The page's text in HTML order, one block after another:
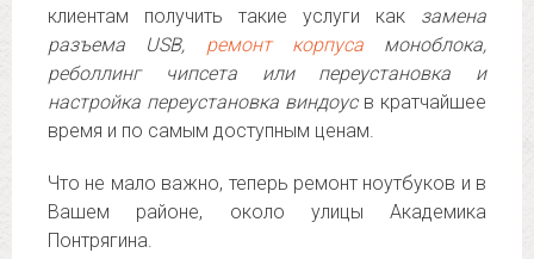
клиентам получить такие услуги как замена
разъема USB, ремонт корпусамоноблока,
реболлинг чипсета или переустановка и
настройка переустановка виндоус в кратчайшее
время и по самым доступным ценам.
Что не мало важно, теперь ремонт ноутбуков и в
Вашем районе, около улицы Академика
Понтрягина.